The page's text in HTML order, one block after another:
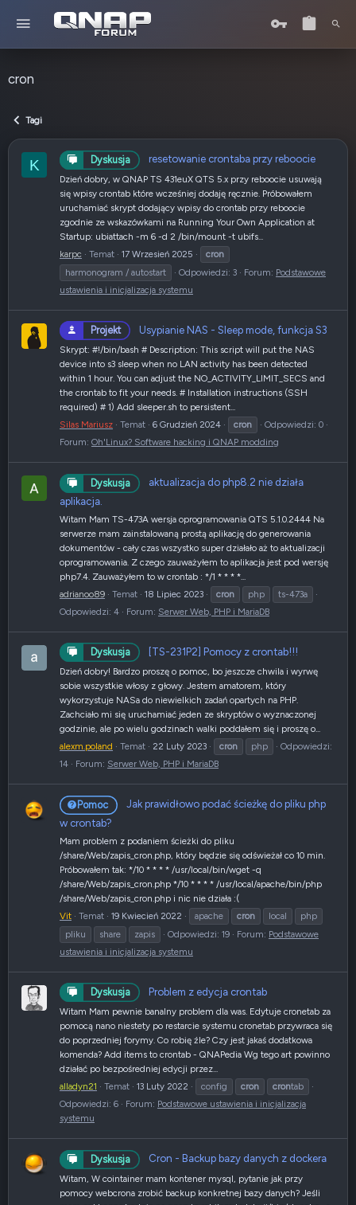
cron
Tagi
K Dyskusja resetowanie crontaba przy reboocie
Dzień dobry, w QNAP TS 431euX QTS 5.x przy reboocie usuwają
się wpisy crontab które wcześniej dodaję ręcznie. Próbowałem
uruchamiać skrypt dodający wpisy do crontab przy reboocie
zgodnie ze wskazówkami na Running Your Own Application at
Startup: ubiattach -m 6 -d 2 /bin/mount -t ubifs...
karpc
Temat 17 Wrzesień 2025
cron
harmonogram / autostart
Odpowiedzi: 3 Forum: Podstawowe
ustawienia i inicjalizacja systemu
Projekt Usypianie NAS - Sleep mode, funkcja S3
Skrypt: #!/bin/bash # Description: This script will put the NAS
device into s3 sleep when no LAN activity has been detected
within 1 hour. You can adjust the NO_ACTIVITY_LIMIT_SECS and
the crontab to fit your needs. # Installation instructions (SSH
required) # 1) Add sleeper.sh to persistent...
Silas Mariusz
Temat 6 Grudzień 2024 cron
Odpowiedzi: 0
Forum: Oh'Linux? Software hacking i QNAP modding
Dyskusja
aktualizacja do php8.2 nie działa
aplikacja.
Witam Mam TS-473A wersja oprogramowania QTS 5.1.0.2444 Na
serwerze mam zainstalowaną prostą aplikację do generowania
dokumentów - cały czas wszystko super działało aż to aktualizacji
oprogramowania. Z czego zauważyłem to aplikacja jest pod wersję
php7.4. Zauważyłem to w crontab : */1 * * * *...
adrianoo89
Temat 18 Lipiec 2023 cron php
ts-473a
Odpowiedzi: 4
Forum: Serwer Web, PHP i MariaDB
Dyskusja [TS-231P2] Pomocy z crontab!!!
Dzień dobry! Bardzo proszę o pomoc, bo jeszcze chwila i wyrwę
sobie wszystkie włosy z głowy. Jestem amatorem, który
wykorzystuje NASa do niewielkich zadań opartych na PHP.
Zachciało mi się uruchamiać jeden ze skryptów o wyznaczonej
godzinie, ale po wielu godzinach walki poddałem się i proszę o...
alexm.poland
Temat 22 Luty 2023 cron php
Odpowiedzi:
14
Forum: Serwer Web, PHP i MariaDB
Pomoc
Jak prawidłowo podać ścieżkę do pliku php
w crontab?
Mam problem z podaniem ścieżki do pliku
/share/Web/zapis_cron.php, który będzie się odświeżał co 10 min.
Próbowałem tak: */10 * * * * /usr/local/bin/wget -q
/share/Web/zapis_cron.php */10 * * * * /usr/local/apache/bin/php
/share/Web/zapis_cron.php i nic nie działa :(
Vit
Temat 19 Kwiecień 2022 apache cron local
php
pliku
share zapis Odpowiedzi: 19 Forum: Podstawowe
ustawienia i inicjalizacja systemu
Dyskusja Problem z edycja crontab
Witam Mam pewnie banalny problem dla was. Edytuje cronetab za
pomocą nano niestety po restarcie systemu cronetab przywraca się
do poprzedniej forymy. Co robię źle? Czy jest jakaś dodatkowa
komenda? Add items to crontab - QNAPedia Wg tego art powinno
działać po bezpośredniej edycji przez...
alladyn21
Temat 13 Luty 2022 config cron crontab
Odpowiedzi: 6
Forum: Podstawowe ustawienia i inicjalizacja
systemu
Dyskusja Cron - Backup bazy danych z dockera
Witam, W cointainer mam kontener mysql, pytanie jak przy
pomocy webcrona zrobić backup konkretnej bazy danych? Jeśli